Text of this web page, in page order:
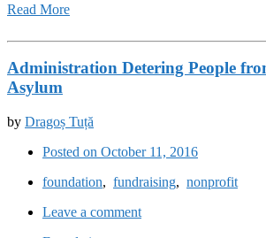
Read More
Administration Detering People
Asylum
by Dragoș Tuță
Posted on October 11, 2016
foundation, fundraising, nonprofit
Leave a comment